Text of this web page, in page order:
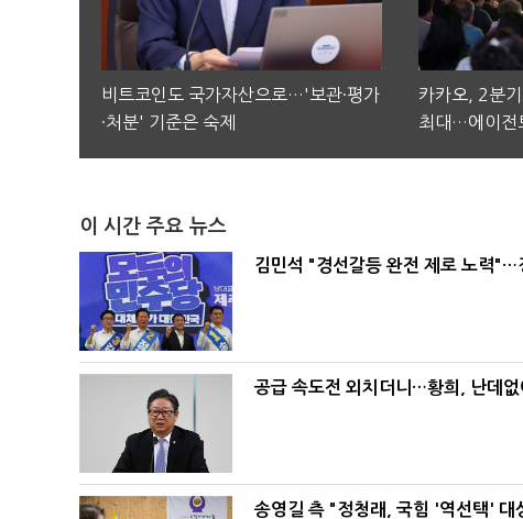
비트코인도 국가자산으로…'보관·평가
·처분' 기준은 숙제
카카오, 2분기
최대…에이전
이 시간 주요 뉴스
김민석 "경선갈등 완전 제로 노력"…
공급 속도전 외치더니…황희, 난데
송영길 측 "정청래, 국힘 '역선택'